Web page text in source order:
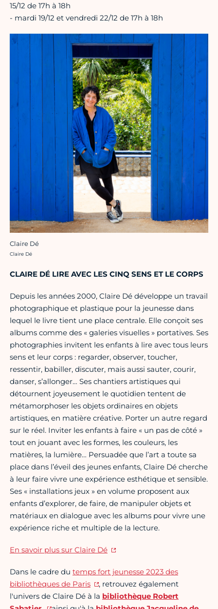
15/12 de 17h à 18h
- mardi 19/12 et vendredi 22/12 de 17h à 18h
Claire Dé
Crédit photo :
Claire Dé
CLAIRE DÉ LIRE AVEC LES CINQ SENS ET LE CORPS
Depuis les années 2000, Claire Dé développe un travail
photographique et plastique pour la jeunesse dans
lequel le livre tient une place centrale. Elle conçoit ses
albums comme des « galeries visuelles » portatives. Ses
photographies invitent les enfants à lire avec tous leurs
sens et leur corps : regarder, observer, toucher,
ressentir, babiller, discuter, mais aussi sauter, courir,
danser, s’allonger… Ses chantiers artistiques qui
détournent joyeusement le quotidien tentent de
métamorphoser les objets ordinaires en objets
artistiques, en matière créative. Porter un autre regard
sur le réel. Inviter les enfants à faire « un pas de côté »
tout en jouant avec les formes, les couleurs, les
matières, la lumière… Persuadée que l’art a toute sa
place dans l’éveil des jeunes enfants, Claire Dé cherche
à leur faire vivre une expérience esthétique et sensible.
Ses « installations jeux » en volume proposent aux
enfants d’explorer, de faire, de manipuler objets et
matériaux en dialogue avec les albums pour vivre une
expérience riche et multiple de la lecture.
En savoir plus sur Claire Dé
Dans le cadre du temps fort jeunesse 2023 des
bibliothèques de Paris
, retrouvez également
l'univers de Claire Dé à la bibliothèque Robert